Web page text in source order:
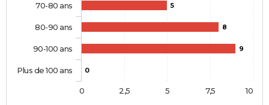
5
8
9
0
70-80 ans
80-90 ans
90-100 ans
Plus de 100 ans
0 10
2,5 5 7,5